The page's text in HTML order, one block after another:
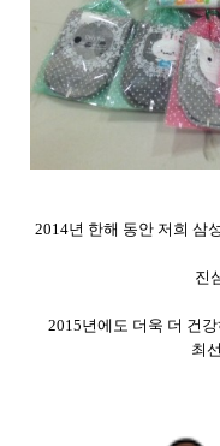
2014년 한해 동안 저희 삼
진
2015년에도 더욱 더 건
최